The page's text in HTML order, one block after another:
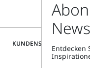
KUNDENSERVICE
Entdecken